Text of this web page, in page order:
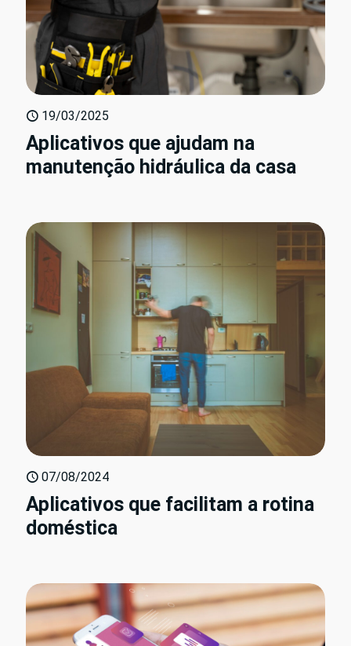
19/03/2025
Aplicativos que ajudam na
manutenção hidráulica da casa
07/08/2024
Aplicativos que facilitam a rotina
doméstica